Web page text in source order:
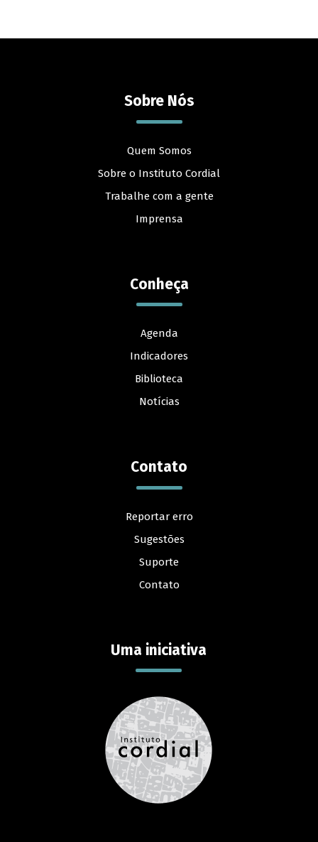
Uma iniciativa
Sobre Nós
Quem Somos
Sobre o Instituto Cordial
Trabalhe com a gente
Imprensa
Conheça
Agenda
Indicadores
Biblioteca
Notícias
Contato
Reportar erro
Sugestões
Suporte
Contato